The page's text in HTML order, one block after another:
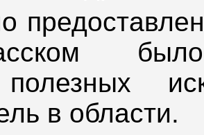
в области.